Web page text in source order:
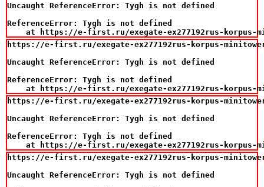
Uncaught ReferenceError: Tygh is not defined
ReferenceError: Tygh is not defined
at https://e-first.ru/exegate-ex277192rus-
https://e-first.ru/exegate-ex277192rus-korpus-
Uncaught ReferenceError: Tygh is not defined
ReferenceError: Tygh is not defined
at https://e-first.ru/exegate-ex277192rus-
https://e-first.ru/exegate-ex277192rus-korpus-
Uncaught ReferenceError: Tygh is not defined
ReferenceError: Tygh is not defined
at https://e-first.ru/exegate-ex277192rus-
https://e-first.ru/exegate-ex277192rus-korpus-
Uncaught ReferenceError: Tygh is not defined